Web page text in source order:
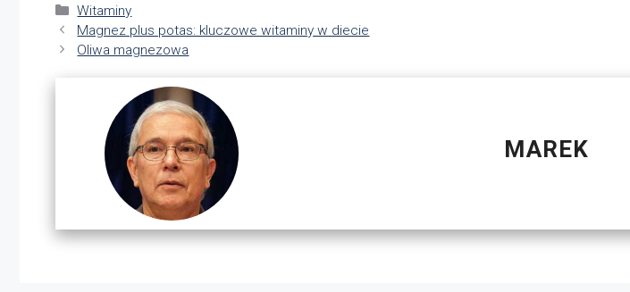
Kategorie
Witaminy
Magnez plus potas: kluczowe witaminy w diecie
Oliwa magnezowa
MAREK